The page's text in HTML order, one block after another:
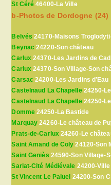
St Céré 46400-La Ville
b-Photos de Dordogne (24)
Belvés 24170-Maisons
Beynac 24220-Son château
Carlux 24370-Les Jardins de
Carlux 24370-Son Village-Son
Carsac 24200-Les Jardins d’Eau
Castelnaud La Chapelle24250-
Castelnaud La Chapelle24250-
Domme24250-La Bastide
Marquay 24260-Le château de
Prats-de-Carlux24260-Le
Saint Amand de Coly 24120-Son
Saint Geniès 24590-Son Village-
Sarlat-Cité Médiévale 24200-Ville
St Vincent Le Paluel 24200-Son